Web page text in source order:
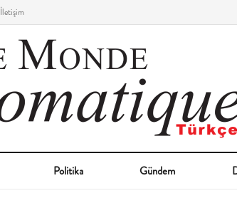
İletişim
Politika Gündem